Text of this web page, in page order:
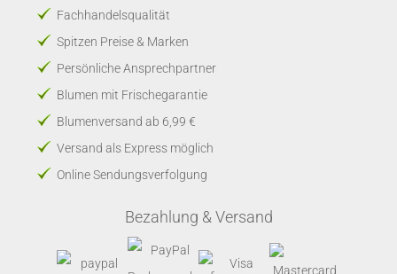
Fachhandelsqualität
Spitzen Preise & Marken
Persönliche Ansprechpartner
Blumen mit Frischegarantie
Blumenversand ab 6,99 €
Versand als Express möglich
Online Sendungsverfolgung
Bezahlung & Versand